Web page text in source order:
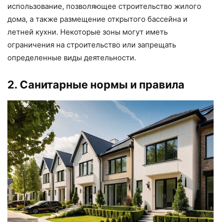
использование, позволяющее строительство жилого
дома, а также размещение открытого бассейна и
летней кухни. Некоторые зоны могут иметь
ограничения на строительство или запрещать
определенные виды деятельности.
2. Санитарные нормы и правила